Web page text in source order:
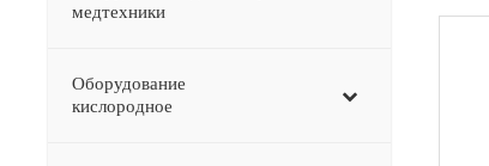
медтехники
Оборудование
кислородное
–